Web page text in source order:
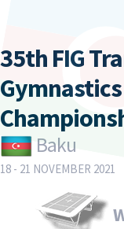
35th FIG
Baku
18 - 21 NOVEMBER 2021